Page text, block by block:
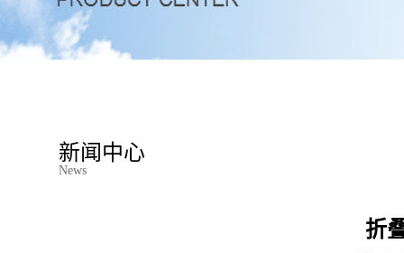
新闻中心
News
折